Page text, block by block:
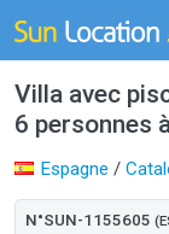
Villa avec
6 personnes
Espagne /
N°SUN-1155605